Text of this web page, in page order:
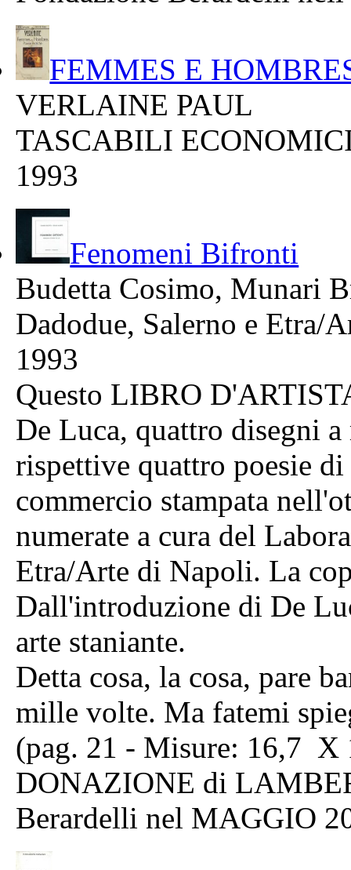
FEMMES E
VERLAINE PAUL
TASCABILI
1993
Fenomeni Bifronti
Budetta Cosimo, Munari
Dadodue, Salerno e Etra/
1993
Questo LIBRO
De Luca, quattro disegni
rispettive quattro poesie
commercio stampata
numerate a cura del
Etra/Arte di Napoli. La
Dall'introduzione di De
arte staniante.
Detta cosa, la cosa, pare
mille volte. Ma fatemi
(pag. 21 - Misure: 16,7 X
DONAZIONE di
Berardelli nel MAGGIO